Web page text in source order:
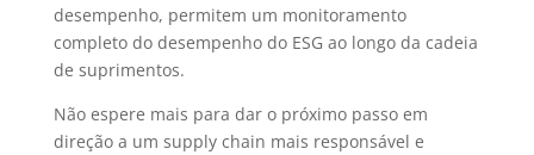
desempenho, permitem um monitoramento
completo do desempenho do ESG ao longo da cadeia
de suprimentos.
Não espere mais para dar o próximo passo em
direção a um supply chain mais responsável e